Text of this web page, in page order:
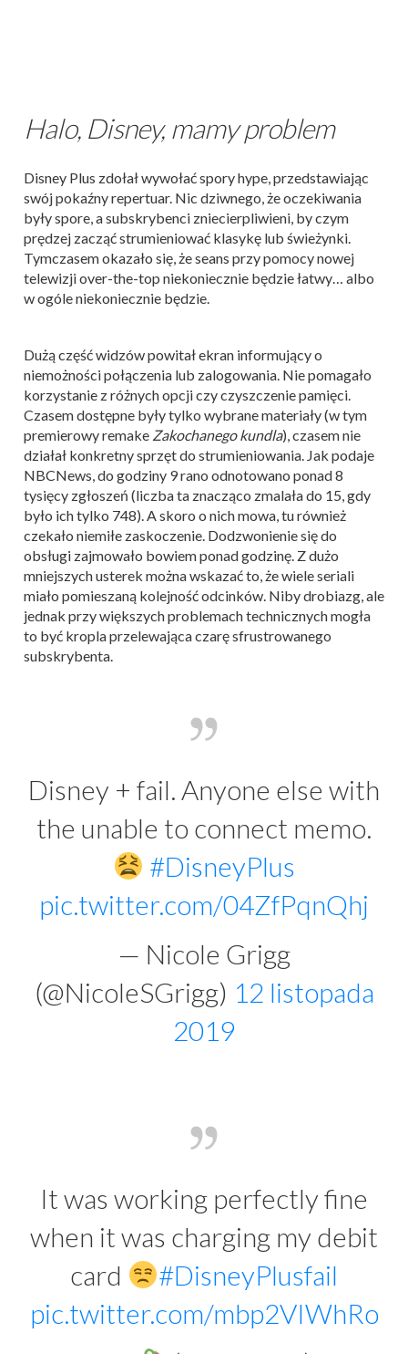
Halo, Disney, mamy problem
Disney Plus zdołał wywołać spory hype, przedstawiając
swój pokaźny repertuar. Nic dziwnego, że oczekiwania
były spore, a subskrybenci zniecierpliwieni, by czym
prędzej zacząć strumieniować klasykę lub świeżynki.
Tymczasem okazało się, że seans przy pomocy nowej
telewizji over-the-top niekoniecznie będzie łatwy… albo
w ogóle niekoniecznie będzie.
Dużą część widzów powitał ekran informujący o
niemożności połączenia lub zalogowania. Nie pomagało
korzystanie z różnych opcji czy czyszczenie pamięci.
Czasem dostępne były tylko wybrane materiały (w tym
premierowy remake Zakochanego kundla), czasem nie
działał konkretny sprzęt do strumieniowania. Jak podaje
NBCNews, do godziny 9 rano odnotowano ponad 8
tysięcy zgłoszeń (liczba ta znacząco zmalała do 15, gdy
było ich tylko 748). A skoro o nich mowa, tu również
czekało niemiłe zaskoczenie. Dodzwonienie się do
obsługi zajmowało bowiem ponad godzinę. Z dużo
mniejszych usterek można wskazać to, że wiele seriali
miało pomieszaną kolejność odcinków. Niby drobiazg, ale
jednak przy większych problemach technicznych mogła
to być kropla przelewająca czarę sfrustrowanego
subskrybenta.
Disney + fail. Anyone else with
the unable to connect memo.
#DisneyPlus
pic.twitter.com/04ZfPqnQhj
— Nicole Grigg
(@NicoleSGrigg) 12 listopada
2019
It was working perfectly fine
when it was charging my debit
card
#DisneyPlusfail
pic.twitter.com/mbp2VIWhRo